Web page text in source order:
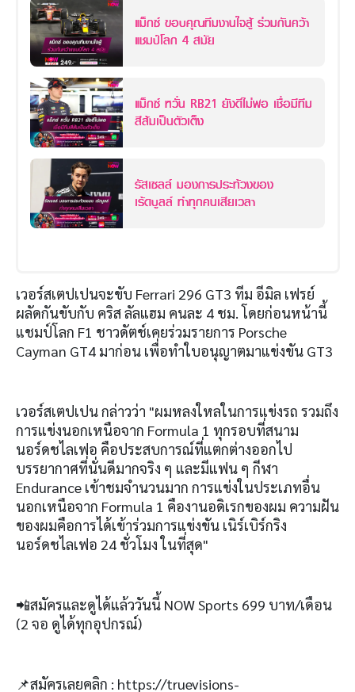
แม็กซ์ ขอบคุณทีมงานใจสู้ ร่วมกันคว้า
แชมป์โลก 4 สมัย
แม็กซ์ หวั่น RB21 ยังดีไม่พอ เชื่อมีทีม
สีส้มเป็นตัวเต็ง
รัสเซลล์ มองการประท้วงของ
เร้ดบูลล์ ทำทุกคนเสียเวลา
เวอร์สเตปเปนจะขับ Ferrari 296 GT3 ทีม อีมิล เฟรย์
ผลัดกันขับกับ คริส ลัลแฮม คนละ 4 ชม. โดยก่อนหน้านี้
แชมป์โลก F1 ชาวดัตช์เคยร่วมรายการ Porsche
Cayman GT4 มาก่อน เพื่อทำใบอนุญาตมาแข่งขัน GT3
เวอร์สเตปเปน กล่าวว่า "ผมหลงใหลในการแข่งรถ รวมถึง
การแข่งนอกเหนือจาก Formula 1 ทุกรอบที่สนาม
นอร์ดชไลเฟอ คือประสบการณ์ที่แตกต่างออกไป
บรรยากาศที่นั่นดีมากจริง ๆ และมีแฟน ๆ กีฬา
Endurance เข้าชมจำนวนมาก การแข่งในประเภทอื่น
นอกเหนือจาก Formula 1 คืองานอดิเรกของผม ความฝัน
ของผมคือการได้เข้าร่วมการแข่งขัน เนิร์เบิร์กริง
นอร์ดชไลเฟอ 24 ชั่วโมง ในที่สุด"
📲สมัครและดูได้แล้ววันนี้ NOW Sports 699 บาท/เดือน
(2 จอ ดูได้ทุกอุปกรณ์)
📌สมัครเลยคลิก : https://truevisions-